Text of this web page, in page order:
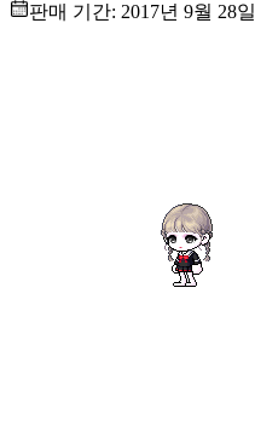
판매 기간: 2017년 9월 28일